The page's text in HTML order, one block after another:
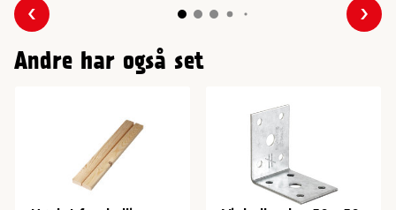
Forrige
Andre har også set